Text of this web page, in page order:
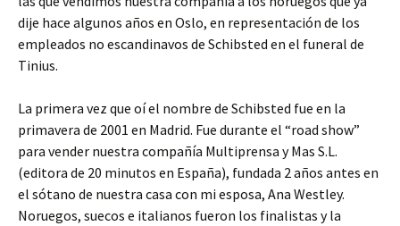
dije hace algunos años en Oslo, en representación de los
empleados no escandinavos de Schibsted en el funeral de
Tinius.
La primera vez que oí el nombre de Schibsted fue en la
primavera de 2001 en Madrid. Fue durante el “road show”
para vender nuestra compañía Multiprensa y Mas S.L.
(editora de 20 minutos en España), fundada 2 años antes en
el sótano de nuestra casa con mi esposa, Ana Westley.
Noruegos, suecos e italianos fueron los finalistas y la